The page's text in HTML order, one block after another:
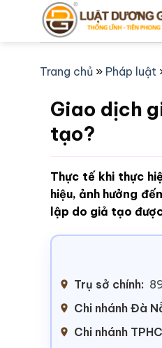
Trang chủ » Pháp luật
Giao dịch
tạo?
Thực tế khi thực
hiệu, ảnh hưởng
lập do giả tạo
Trụ sở chính:
Chi nhánh Đà
Chi nhánh